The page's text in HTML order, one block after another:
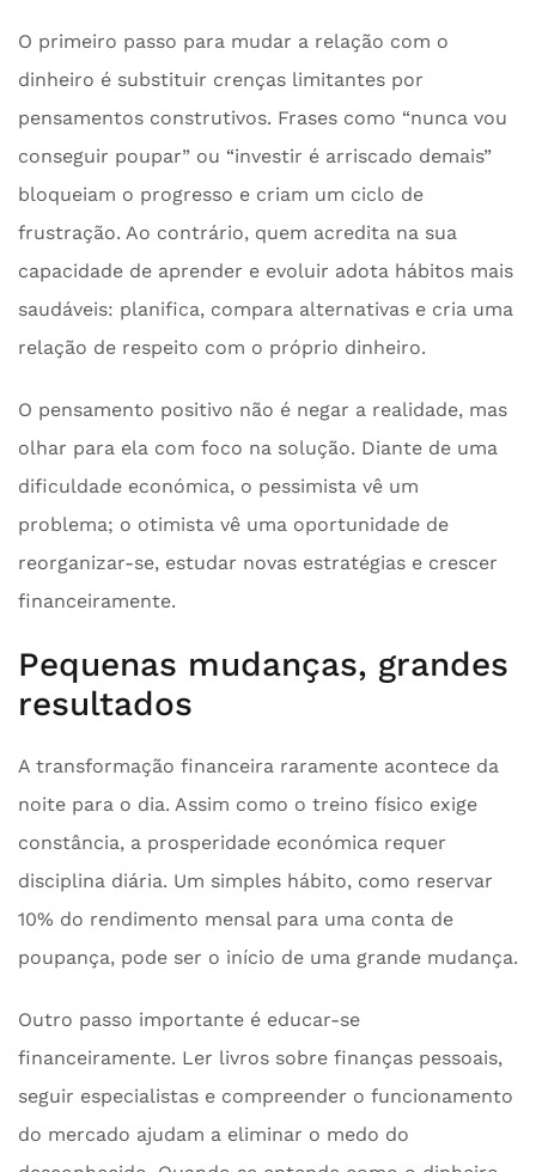
O primeiro passo para mudar a relação com o
dinheiro é substituir crenças limitantes por
pensamentos construtivos. Frases como “nunca vou
conseguir poupar” ou “investir é arriscado demais”
bloqueiam o progresso e criam um ciclo de
frustração. Ao contrário, quem acredita na sua
capacidade de aprender e evoluir adota hábitos mais
saudáveis: planifica, compara alternativas e cria uma
relação de respeito com o próprio dinheiro.
O pensamento positivo não é negar a realidade, mas
olhar para ela com foco na solução. Diante de uma
dificuldade económica, o pessimista vê um
problema; o otimista vê uma oportunidade de
reorganizar-se, estudar novas estratégias e crescer
financeiramente.
Pequenas mudanças, grandes
resultados
A transformação financeira raramente acontece da
noite para o dia. Assim como o treino físico exige
constância, a prosperidade económica requer
disciplina diária. Um simples hábito, como reservar
10% do rendimento mensal para uma conta de
poupança, pode ser o início de uma grande mudança.
Outro passo importante é educar-se
financeiramente. Ler livros sobre finanças pessoais,
seguir especialistas e compreender o funcionamento
do mercado ajudam a eliminar o medo do